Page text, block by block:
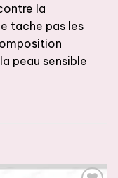
la
tache pas les
peau sensible